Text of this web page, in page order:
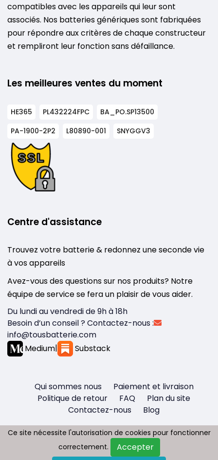
compatibles avec les appareils qui leur sont
associés. Nos batteries génériques sont fabriquées
pour répondre aux critères de chaque constructeur
et rempliront leur fonction sans défaillance.
Les meilleures ventes du moment
HE365 PL432224FPC
BA_PO.SP13500
PA-1900-2P2
L80890-001 SNYGGV3
Centre d'assistance
Trouvez votre batterie & redonnez une seconde vie
à vos appareils
Avez-vous des questions sur nos produits? Notre
équipe de service se fera un plaisir de vous aider.
Du lundi au vendredi de 9h à 18h
Besoin d’un conseil ? Contactez-nous :
info@tousbatterie.com
Medium| Substack
Qui sommes nous
Paiement et livraison
Politique de retour
FAQ
Plan du site
Contactez-nous
Blog
Copyright © 2026 - Tous droit réservés
Ce site nécessite l'autorisation de cookies pour fonctionner
correctement.
Accepter
Ce site nécessite l'autorisation de cookies pour fonctionner
correctement.
Accepter